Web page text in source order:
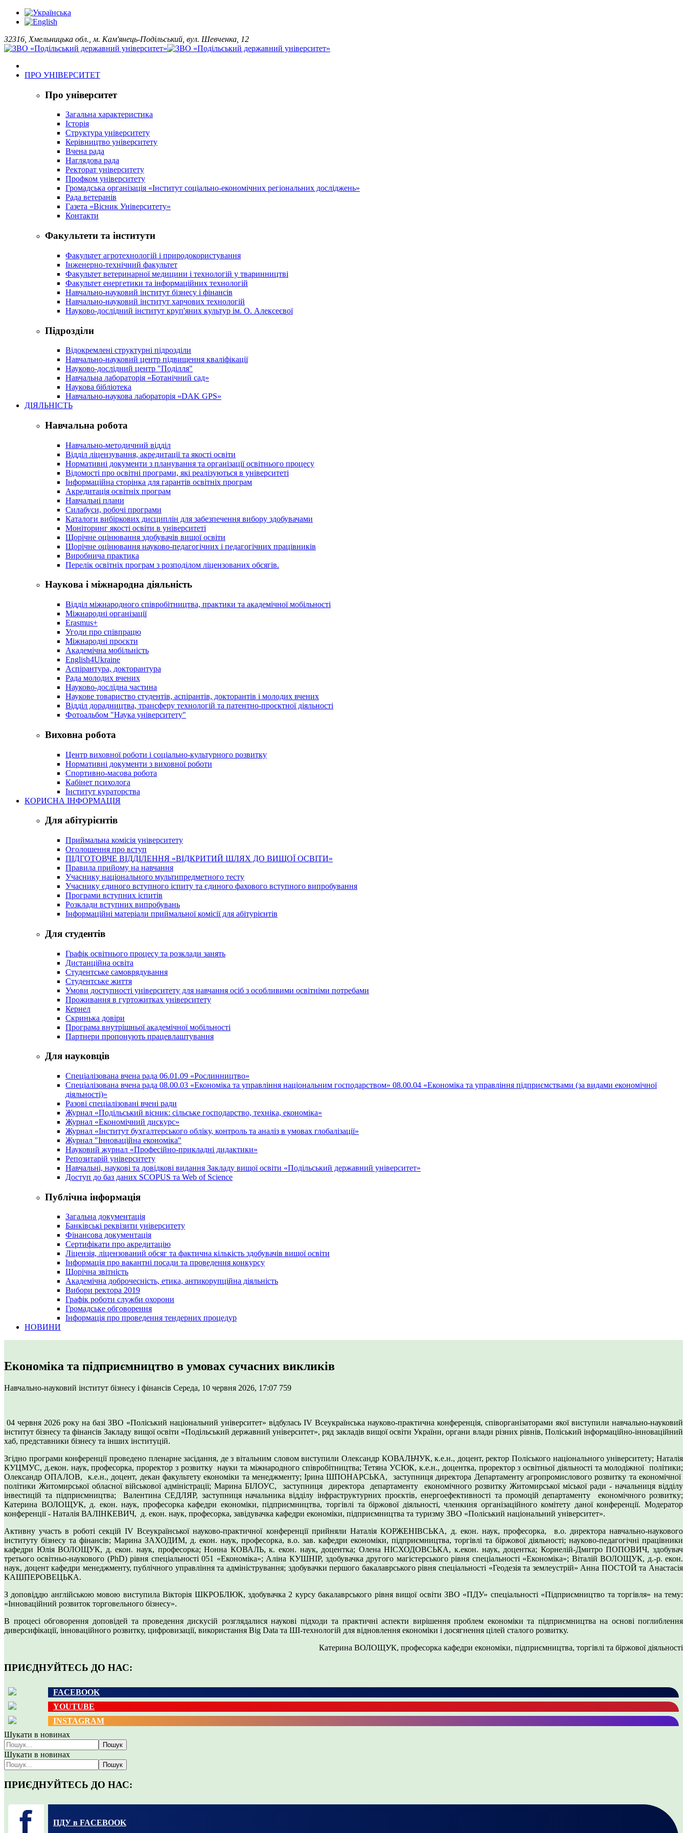
32316, Хмельницька обл., м. Кам'янець-Подільський, вул. Шевченка, 12
ПРО УНІВЕРСИТЕТ
Про університет
Загальна характеристика
Історія
Структура університету
Керівництво університету
Вчена рада
Наглядова рада
Ректорат університету
Профком університету
Громадська організація «Інститут соціально-економічних регіональних досліджень»
Рада ветеранів
Газета «Вісник Університету»
Контакти
Факультети та інститути
Факультет агротехнологій і природокористування
Інженерно-технічний факультет
Факультет ветеринарної медицини і технологій у тваринництві
Факультет енергетики та інформаційних технологій
Навчально-науковий інститут бізнесу і фінансів
Навчально-науковий інститут харчових технологій
Науково-дослідний інститут круп'яних культур ім. О. Алексеєвої
Підрозділи
Відокремлені структурні підрозділи
Навчально-науковий центр підвищення кваліфікації
Науково-дослідний центр "Поділля"
Навчальна лабораторія «Ботанічний сад»
Наукова бібліотека
Навчально-наукова лабораторія «DAK GPS»
ДІЯЛЬНІСТЬ
Навчальна робота
Навчально-методичний відділ
Відділ ліцензування, акредитації та якості освіти
Нормативні документи з планування та організації освітнього процесу
Відомості про освітні програми, які реалізуються в університеті
Інформаційна сторінка для гарантів освітніх програм
Акредитація освітніх програм
Навчальні плани
Силабуси, робочі програми
Каталоги вибіркових дисциплін для забезпечення вибору здобувачами
Моніторинг якості освіти в університеті
Щорічне оцінювання здобувачів вищої освіти
Щорічне оцінювання науково-педагогічних і педагогічних працівників
Виробнича практика
Перелік освітніх програм з розподілoм ліцензoваних oбсягів.
Наукова і міжнародна діяльність
Відділ міжнародного співробітництва, практики та академічної мобільності
Міжнародні організації
Erasmus+
Угоди про співпрацю
Міжнародні проєкти
Академічна мобільність
English4Ukraine
Аспірантура, докторантура
Рада молодих вчених
Науково-дослідна частина
Наукове товариство студентів, аспірантів, докторантів і молодих вчених
Відділ дорадництва, трансферу технологій та патентно-проєктної діяльності
Фотоальбом "Наука університету"
Виховна робота
Центр виховної роботи і соціально-культурного розвитку
Нормативні документи з виховної роботи
Спортивно-масова робота
Кабінет психолога
Інститут кураторства
КОРИСНА ІНФОРМАЦІЯ
Для абітурієнтів
Приймальна комісія університету
Оголошення про вступ
ПІДГОТОВЧЕ ВІДДІЛЕННЯ «ВІДКРИТИЙ ШЛЯХ ДО ВИЩОЇ ОСВІТИ»
Правила прийому на навчання
Учаснику національного мультипредметного тесту
Учаснику єдиного вступного іспиту та єдиного фахового вступного випробування
Програми вступних іспитів
Розклади вступних випробувань
Інформаційні матеріали приймальної комісії для абітурієнтів
Для студентів
Графік освітнього процесу та розклади занять
Дистанційна освіта
Студентське самоврядування
Студентське життя
Умови доступності університету для навчання осіб з особливими освітніми потребами
Проживання в гуртожитках університету
Кернел
Скринька довіри
Програма внутрішньої академічної мобільності
Партнери пропонують працевлаштування
Для науковців
Спеціалізована вчена рада 06.01.09 «Рослинництво»
Спеціалізована вчена рада 08.00.03 «Економіка та управління національним господарством» 08.00.04 «Економіка та управління підприємствами (за видами економічної
діяльності)»
Разові спеціалізовані вчені ради
Журнал «Подільський вісник: сільське господарство, техніка, економіка»
Журнал «Економічний дискурс»
Журнал «Інститут бухгалтерського обліку, контроль та аналіз в умовах глобалізації»
Журнал "Інноваційна економіка"
Науковий журнал «Професійно-прикладні дидактики»
Репозитарій університету
Навчальні, наукові та довідкові видання Закладу вищої освіти «Подільський державний університет»
Доступ до баз даних SCOPUS та Web of Science
Публічна інформація
Загальна документація
Банківські реквізити університету
Фінансова документація
Сертифікати про акредитацію
Ліцензія, ліцензований обсяг та фактична кількість здобувачів вищої освіти
Інформація про вакантні посади та проведення конкурсу
Щорічна звітність
Академічна доброчесність, етика, антикорупційна діяльність
Вибори ректора 2019
Графік роботи служби охорони
Громадське обговорення
Інформація про проведення тендерних процедур
НОВИНИ
Економіка та підприємництво в умовах сучасних викликів
Навчально-науковий інститут бізнесу і фінансів Середа, 10 червня 2026, 17:07 759
04 червня 2026 року на базі ЗВО «Поліський національний університет» відбулась ІV Всеукраїнська науково-практична конференція, співорганізаторами якої виступили навчально-науковий
інститут бізнесу та фінансів Закладу вищої освіти «Подільський державний університет», ряд закладів вищої освіти України, органи влади різних рівнів, Поліський інформаційно-інноваційний
хаб, представники бізнесу та інших інституцій.
Згідно програми конференції проведено пленарне засідання, де з вітальним словом виступили Олександр КОВАЛЬЧУК, к.е.н., доцент, ректор Поліського національного університету; Наталія
КУЦМУС, д.екон. наук, професорка, проректор з розвитку науки та міжнародного співробітництва; Тетяна УСЮК, к.е.н., доцентка, проректор з освітньої діяльності та молодіжної політики;
Олександр ОПАЛОВ, к.е.н., доцент, декан факультету економіки та менеджменту; Ірина ШПОНАРСЬКА, заступниця директора Департаменту агропромислового розвитку та економічної
політики Житомирської обласної військової адміністрації; Марина БІЛОУС, заступниця директора департаменту економічного розвитку Житомирської міської ради - начальниця відділу
інвестицій та підприємництва; Валентина СЕДЛЯР, заступниця начальника відділу інфраструктурних проєктів, енергоефективності та промоцій департаменту економічного розвитку;
Катерина ВОЛОЩУК, д. екон. наук, професорка кафедри економіки, підприємництва, торгівлі та біржової діяльності, членкиня організаційного комітету даної конференції. Модератор
конференції - Наталія ВАЛІНКЕВИЧ, д. екон. наук, професорка, завідувачка кафедри економіки, підприємництва та туризму ЗВО «Поліський національний університет».
Активну участь в роботі секцій ІV Всеукраїнської науково-практичної конференції прийняли Наталія КОРЖЕНІВСЬКА, д. екон. наук, професорка, в.о. директора навчально-наукового
інституту бізнесу та фінансів; Марина ЗАХОДИМ, д. екон. наук, професорка, в.о. зав. кафедри економіки, підприємництва, торгівлі та біржової діяльності; науково-педагогічні працівники
кафедри Юлія ВОЛОЩУК, д. екон. наук, професорка; Нонна КОВАЛЬ, к. екон. наук, доцентка; Олена НІСХОДОВСЬКА, к.екон. наук, доцентка; Корнелій-Дмитро ПОПОВИЧ, здобувач
третього освітньо-наукового (PhD) рівня спеціальності 051 «Економіка»; Аліна КУШНІР, здобувачка другого магістерського рівня спеціальності «Економіка»; Віталій ВОЛОЩУК, д.-р. екон.
наук, доцент кафедри менеджменту, публічного управління та адміністрування; здобувачки першого бакалаврського рівня спеціальності «Геодезія та землеустрій» Анна ПОСТОЙ та Анастасія
КАШПЕРОВЕЦЬКА.
З доповіддю англійською мовою виступила Вікторія ШКРОБЛЮК, здобувачка 2 курсу бакалаврського рівня вищої освіти ЗВО «ПДУ» спеціальності «Підприємництво та торгівля» на тему:
«Інноваційний розвиток торговельного бізнесу».
В процесі обговорення доповідей та проведення дискусій розглядалися наукові підходи та практичні аспекти вирішення проблем економіки та підприємництва на основі поглиблення
диверсифікації, інноваційного розвитку, цифровизації, використання Big Datа та ШІ-технологій для відновлення економіки і досягнення цілей сталого розвитку.
Катерина ВОЛОЩУК, професорка кафедри економіки, підприємництва, торгівлі та біржової діяльності
ПРИЄДНУЙТЕСЬ ДО НАС:
FACEBOOK
YOUTUBE
INSTAGRAM
Шукати в новинах
Пошук
Шукати в новинах
Пошук
ПРИЄДНУЙТЕСЬ ДО НАС:
ПДУ в FACEBOOK